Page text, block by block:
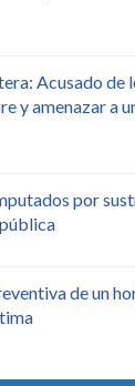
Acusado de
y amenazar a
por
de un